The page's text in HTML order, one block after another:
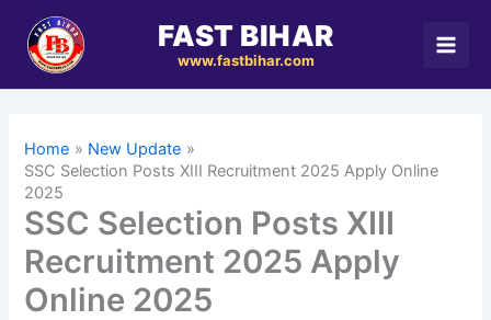
content
FAST BIHAR
www.fastbihar.com
Home
New Update
SSC Selection Posts XIII Recruitment 2025 Apply Online
2025
SSC Selection Posts XIII
Recruitment 2025 Apply
Online 2025